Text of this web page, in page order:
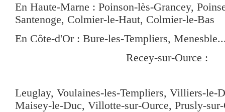
En Haute-Marne : Poinson-lès-Grancey,
Santenoge, Colmier-le-Haut, Colmier-le-Bas
En Côte-d'Or : Bure-les-Templiers,
Recey-sur-Ource :
Leuglay, Voulaines-les-Templiers, Villiers-le-
Maisey-le-Duc, Villotte-sur-Ource, Prusly-